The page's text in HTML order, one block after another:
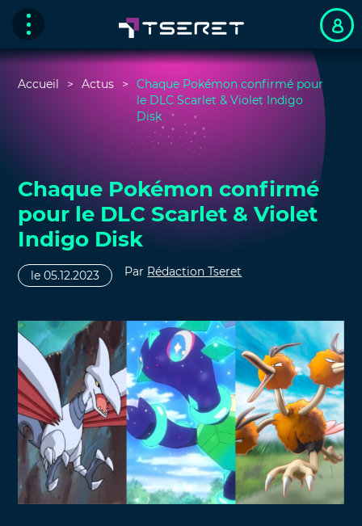
Accueil Actus
Chaque Pokémon confirmé pour
le DLC Scarlet & Violet Indigo
Disk
Chaque Pokémon confirmé
pour le DLC Scarlet & Violet
Indigo Disk
le 05.12.2023 Par Rédaction Tseret